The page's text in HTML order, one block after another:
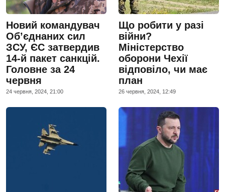
Новий командувач
Об’єднаних сил
ЗСУ, ЄС затвердив
14-й пакет санкцій.
Головне за 24
червня
24 червня, 2024, 21:00
Що робити у разі
війни?
Міністерство
оборони Чехії
відповіло, чи має
план
26 червня, 2024, 12:49